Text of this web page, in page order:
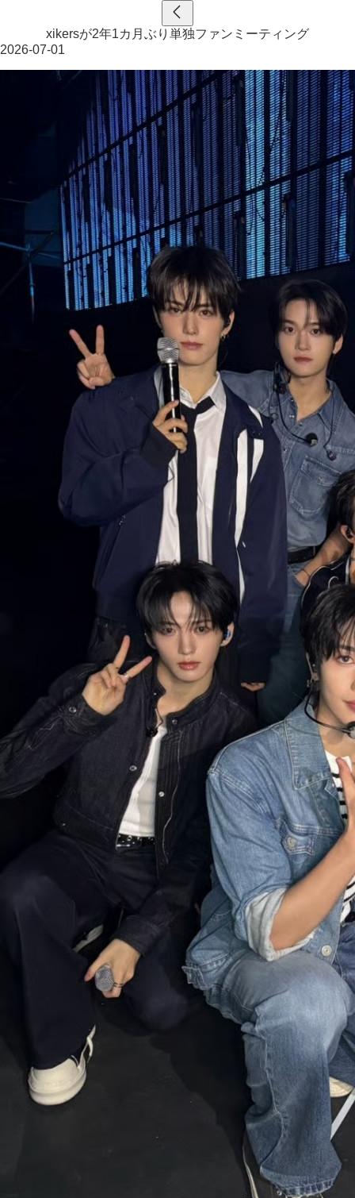
xikersが2年1カ月ぶり単独ファンミーティング
2026-07-01